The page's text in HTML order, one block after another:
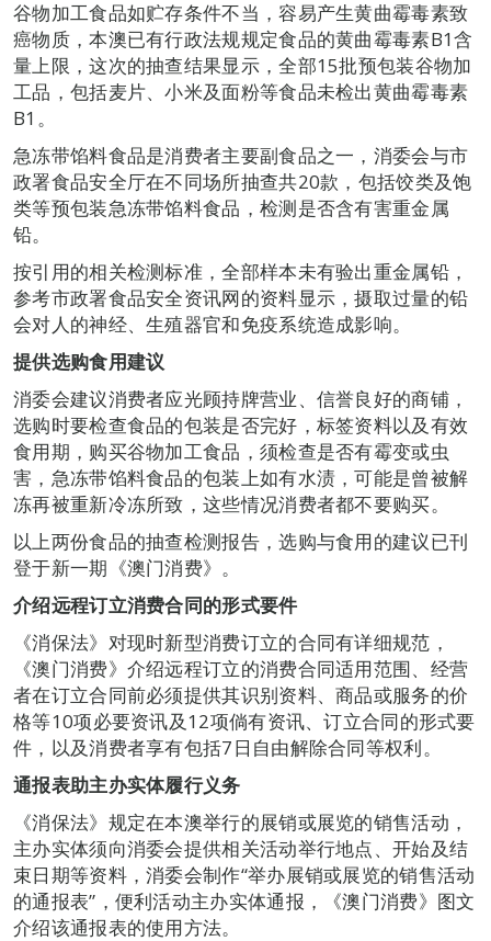
谷物加工食品如贮存条件不当，容易产生黄曲霉毒素致
癌物质，本澳已有行政法规规定食品的黄曲霉毒素B1含
量上限，这次的抽查结果显示，全部15批预包装谷物加
工品，包括麦片、小米及面粉等食品未检出黄曲霉毒素
B1。
急冻带馅料食品是消费者主要副食品之一，消委会与市
政署食品安全厅在不同场所抽查共20款，包括饺类及饱
类等预包装急冻带馅料食品，检测是否含有害重金属
铅。
按引用的相关检测标准，全部样本未有验出重金属铅，
参考市政署食品安全资讯网的资料显示，摄取过量的铅
会对人的神经、生殖器官和免疫系统造成影响。
提供选购食用建议
消委会建议消费者应光顾持牌营业、信誉良好的商铺，
选购时要检查食品的包装是否完好，标签资料以及有效
食用期，购买谷物加工食品，须检查是否有霉变或虫
害，急冻带馅料食品的包装上如有水渍，可能是曾被解
冻再被重新冷冻所致，这些情况消费者都不要购买。
以上两份食品的抽查检测报告，选购与食用的建议已刊
登于新一期《澳门消费》。
介绍远程订立消费合同的形式要件
《消保法》对现时新型消费订立的合同有详细规范，
《澳门消费》介绍远程订立的消费合同适用范围、经营
者在订立合同前必须提供其识别资料、商品或服务的价
格等10项必要资讯及12项倘有资讯、订立合同的形式要
件，以及消费者享有包括7日自由解除合同等权利。
通报表助主办实体履行义务
《消保法》规定在本澳举行的展销或展览的销售活动，
主办实体须向消委会提供相关活动举行地点、开始及结
束日期等资料，消委会制作“举办展销或展览的销售活动
的通报表”，便利活动主办实体通报，《澳门消费》图文
介绍该通报表的使用方法。